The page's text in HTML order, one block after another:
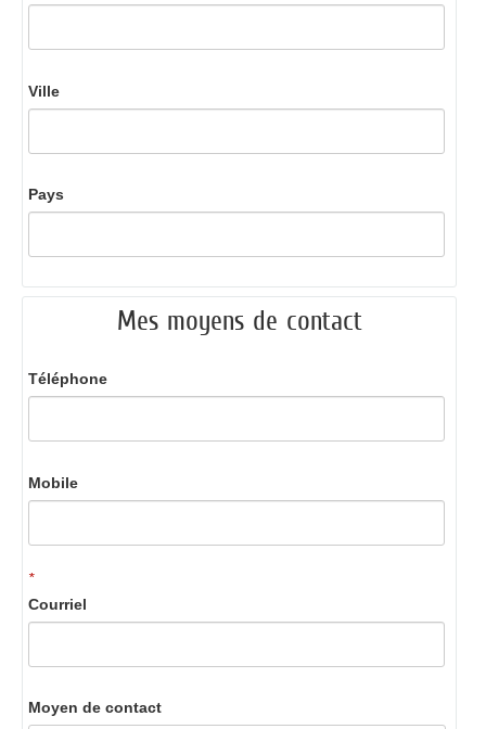
Ville
Pays
Mes moyens de contact
Téléphone
Mobile
*
Courriel
Moyen de contact